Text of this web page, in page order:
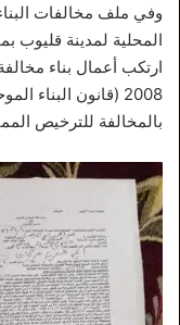
وفي ملف مخالفات
المحلية لمدينة قليوب
2008 (قانون
بالمخالفة للترخيص